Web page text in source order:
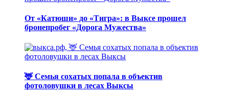
От «Катюши» до «Тигра»: в Выксе прошел
бронепробег «Дорога Мужества»
🦌 Семья сохатых попала в объектив
фотоловушки в лесах Выксы